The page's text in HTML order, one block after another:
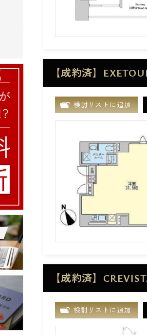
【成約済】
検討リストに追加
【成約済】
検討リストに追加